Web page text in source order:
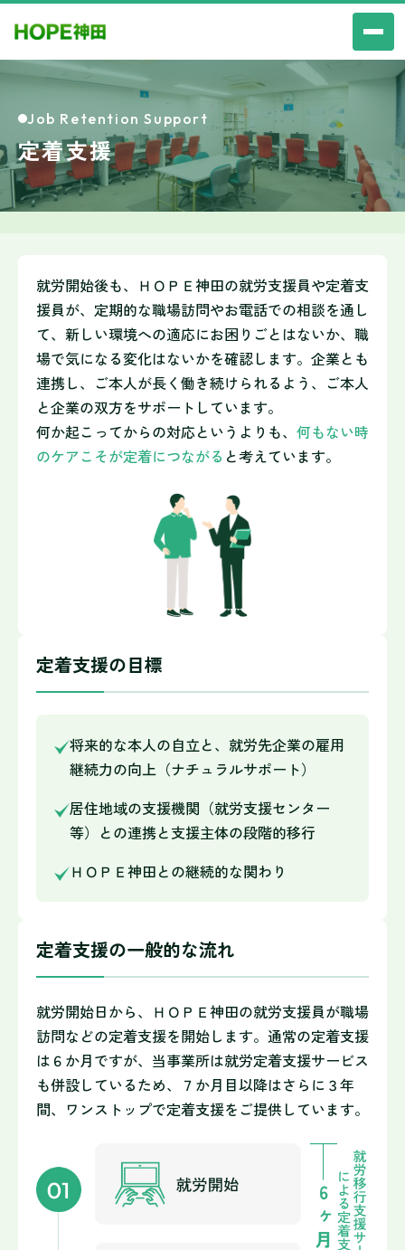
Job Retention Support
定着支援
就労開始後も、ＨＯＰＥ神田の就労支援員や定着支
援員が、定期的な職場訪問やお電話での相談を通し
て、新しい環境への適応にお困りごとはないか、職
場で気になる変化はないかを確認します。企業とも
連携し、ご本人が長く働き続けられるよう、ご本人
と企業の双方をサポートしています。
何か起こってからの対応というよりも、 何もない時
のケアこそが定着につながる と考えています。
定着支援の目標
将来的な本人の自立と、就労先企業の雇用
継続力の向上（ナチュラルサポート）
居住地域の支援機関（就労支援センター
等）との連携と支援主体の段階的移行
ＨＯＰＥ神田との継続的な関わり
定着支援の一般的な流れ
就労開始日から、ＨＯＰＥ神田の就労支援員が職場
訪問などの定着支援を開始します。通常の定着支援
は６か月ですが、当事業所は就労定着支援サービス
も併設しているため、７か月目以降はさらに３年
間、ワンストップで定着支援をご提供しています。